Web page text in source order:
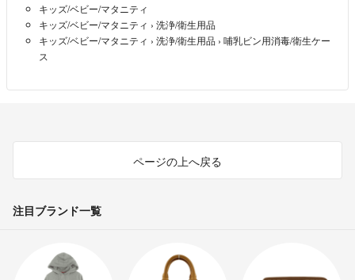
キッズ/ベビー/マタニティ
キッズ/ベビー/マタニティ › 洗浄/衛生用品
キッズ/ベビー/マタニティ › 洗浄/衛生用品 › 哺乳ビン用消毒/衛生ケー
ス
ページの上へ戻る
注目ブランド一覧